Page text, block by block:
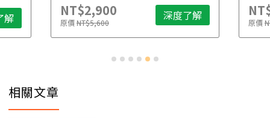
解 NT$2,900
原價NT$5,600 深度了解 原價
相關文章